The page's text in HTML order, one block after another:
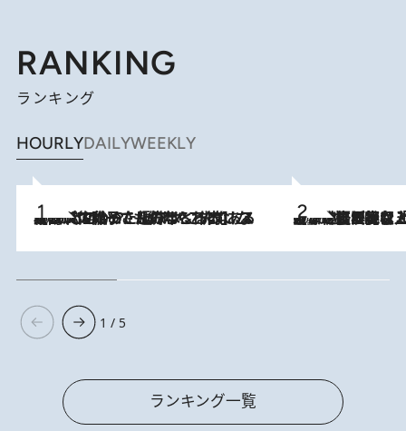
RANKING
ランキング
HOURLYDAILYWEEKLY
2026.8.5
【阿川佐和子さんの年とる力】なぜ70代で始めた趣味は“こんなに楽しい”のか？ ピアノ、俳句…スランプに陥っても続けられる“ある秘訣”とは 2026.8.5
【なぜ吉沢亮は「気配を消せる」のか？】興行収入208億の『国宝』を経て挑むミュージカル『ディア・エヴァン・ハンセン』。トップ俳優が舞台上でさらけ出した“孤独”とは
1 / 5
ランキング一覧